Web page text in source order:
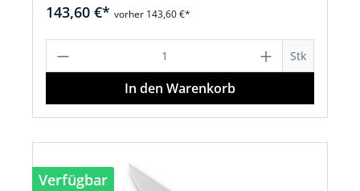
143,60 €* vorher 143,60 €*
Produkt Anzahl: Gib den Stk
In den Warenkorb
Verfügbar